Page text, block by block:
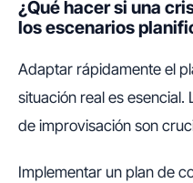
¿Qué hacer si una
los escenarios
Adaptar rápidamente el
situación real es
de improvisación son
Implementar un plan de